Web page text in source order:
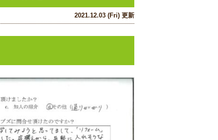
2021.12.03 (Fri) 更新